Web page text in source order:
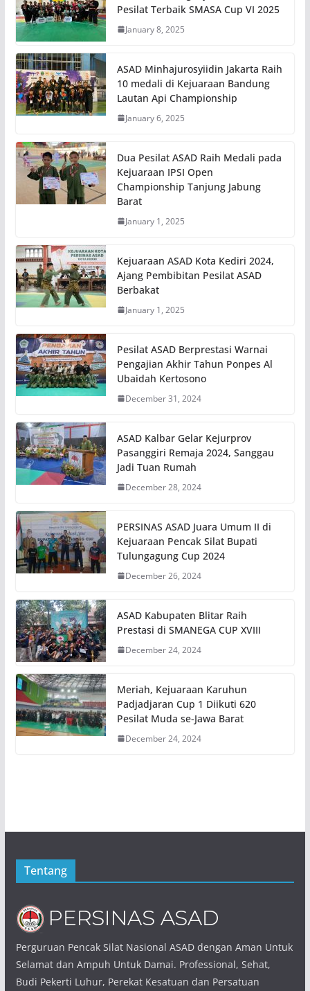
Pesilat Terbaik SMASA Cup VI 2025
January 8, 2025
ASAD Minhajurosyiidin Jakarta Raih
10 medali di Kejuaraan Bandung
Lautan Api Championship
January 6, 2025
Dua Pesilat ASAD Raih Medali pada
Kejuaraan IPSI Open
Championship Tanjung Jabung
Barat
January 1, 2025
Kejuaraan ASAD Kota Kediri 2024,
Ajang Pembibitan Pesilat ASAD
Berbakat
January 1, 2025
Pesilat ASAD Berprestasi Warnai
Pengajian Akhir Tahun Ponpes Al
Ubaidah Kertosono
December 31, 2024
ASAD Kalbar Gelar Kejurprov
Pasanggiri Remaja 2024, Sanggau
Jadi Tuan Rumah
December 28, 2024
PERSINAS ASAD Juara Umum II di
Kejuaraan Pencak Silat Bupati
Tulungagung Cup 2024
December 26, 2024
ASAD Kabupaten Blitar Raih
Prestasi di SMANEGA CUP XVIII
December 24, 2024
Meriah, Kejuaraan Karuhun
Padjadjaran Cup 1 Diikuti 620
Pesilat Muda se-Jawa Barat
December 24, 2024
Tentang
Perguruan Pencak Silat Nasional ASAD dengan Aman Untuk
Selamat dan Ampuh Untuk Damai. Professional, Sehat,
Budi Pekerti Luhur, Perekat Kesatuan dan Persatuan